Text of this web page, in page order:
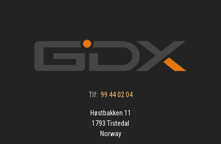
Tlf: 99 44 02 04
Høstbakken 11
1793 Tistedal
Norway